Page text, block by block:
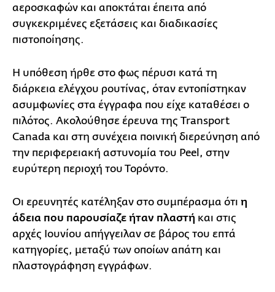
αεροσκαφών και αποκτάται έπειτα από
συγκεκριμένες εξετάσεις και διαδικασίες
πιστοποίησης.
Η υπόθεση ήρθε στο φως πέρυσι κατά τη
διάρκεια ελέγχου ρουτίνας, όταν εντοπίστηκαν
ασυμφωνίες στα έγγραφα που είχε καταθέσει ο
πιλότος. Ακολούθησε έρευνα της Transport
Canada και στη συνέχεια ποινική διερεύνηση από
την περιφερειακή αστυνομία του Peel, στην
ευρύτερη περιοχή του Τορόντο.
Οι ερευνητές κατέληξαν στο συμπέρασμα ότι η
άδεια που παρουσίαζε ήταν πλαστή και στις
αρχές Ιουνίου απήγγειλαν σε βάρος του επτά
κατηγορίες, μεταξύ των οποίων απάτη και
πλαστογράφηση εγγράφων.